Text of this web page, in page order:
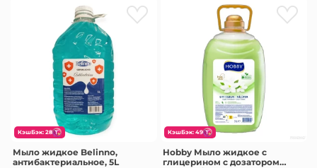
КэшБэк: 28
Мыло жидкое Belinno,
антибактериальное, 5L
КэшБэк: 49
Hobby Мыло жидкое с
глицерином с дозатором